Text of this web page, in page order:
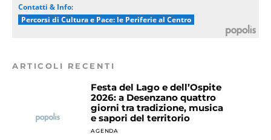
Contatti & Info:
Percorsi di Cultura e Pace: le Periferie al Centro
ARTICOLI RECENTI
Festa del Lago e dell’Ospite
2026: a Desenzano quattro
giorni tra tradizione, musica
e sapori del territorio
AGENDA